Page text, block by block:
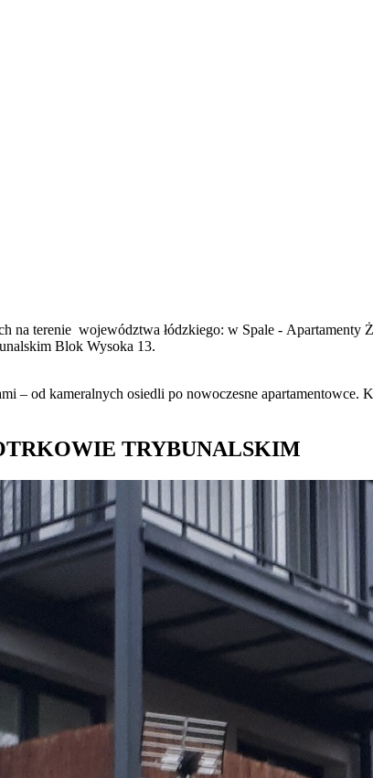
na terenie województwa łódzkiego: w Spale -
Blok Wysoka 13.
– od kameralnych osiedli po nowoczesne
TRYBUNALSKIM